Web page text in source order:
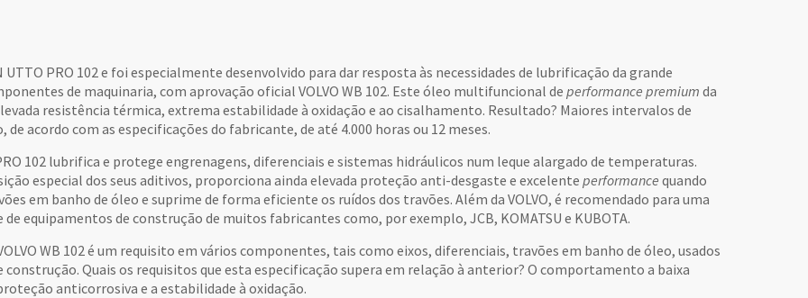
UTTO PRO 102 e foi especialmente desenvolvido para dar resposta às necessidades de lubrificação da grande
de maquinaria, com aprovação oficial VOLVO WB 102. Este óleo multifuncional deperformance premium da
resistência térmica, extrema estabilidade à oxidação e ao cisalhamento. Resultado? Maiores intervalos de
de acordo com as especificações do fabricante, de até 4.000 horas ou 12 meses.
102 lubrifica e protege engrenagens, diferenciais e sistemas hidráulicos num leque alargado de temperaturas.
especial dos seus aditivos, proporciona ainda elevada proteção anti-desgaste e excelenteperformance quando
em banho de óleo e suprime de forma eficiente os ruídos dos travões. Além da VOLVO, é recomendado para uma
de equipamentos de construção de muitos fabricantes como, por exemplo, JCB, KOMATSU e KUBOTA.
WB 102 é um requisito em vários componentes, tais como eixos, diferenciais, travões em banho de óleo, usados
construção. Quais os requisitos que esta especificação supera em relação à anterior? O comportamento a baixa
anticorrosiva e a estabilidade à oxidação.